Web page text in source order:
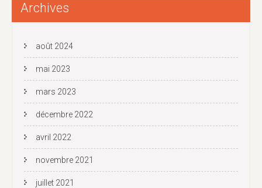
Archives
août 2024
mai 2023
mars 2023
décembre 2022
avril 2022
novembre 2021
juillet 2021